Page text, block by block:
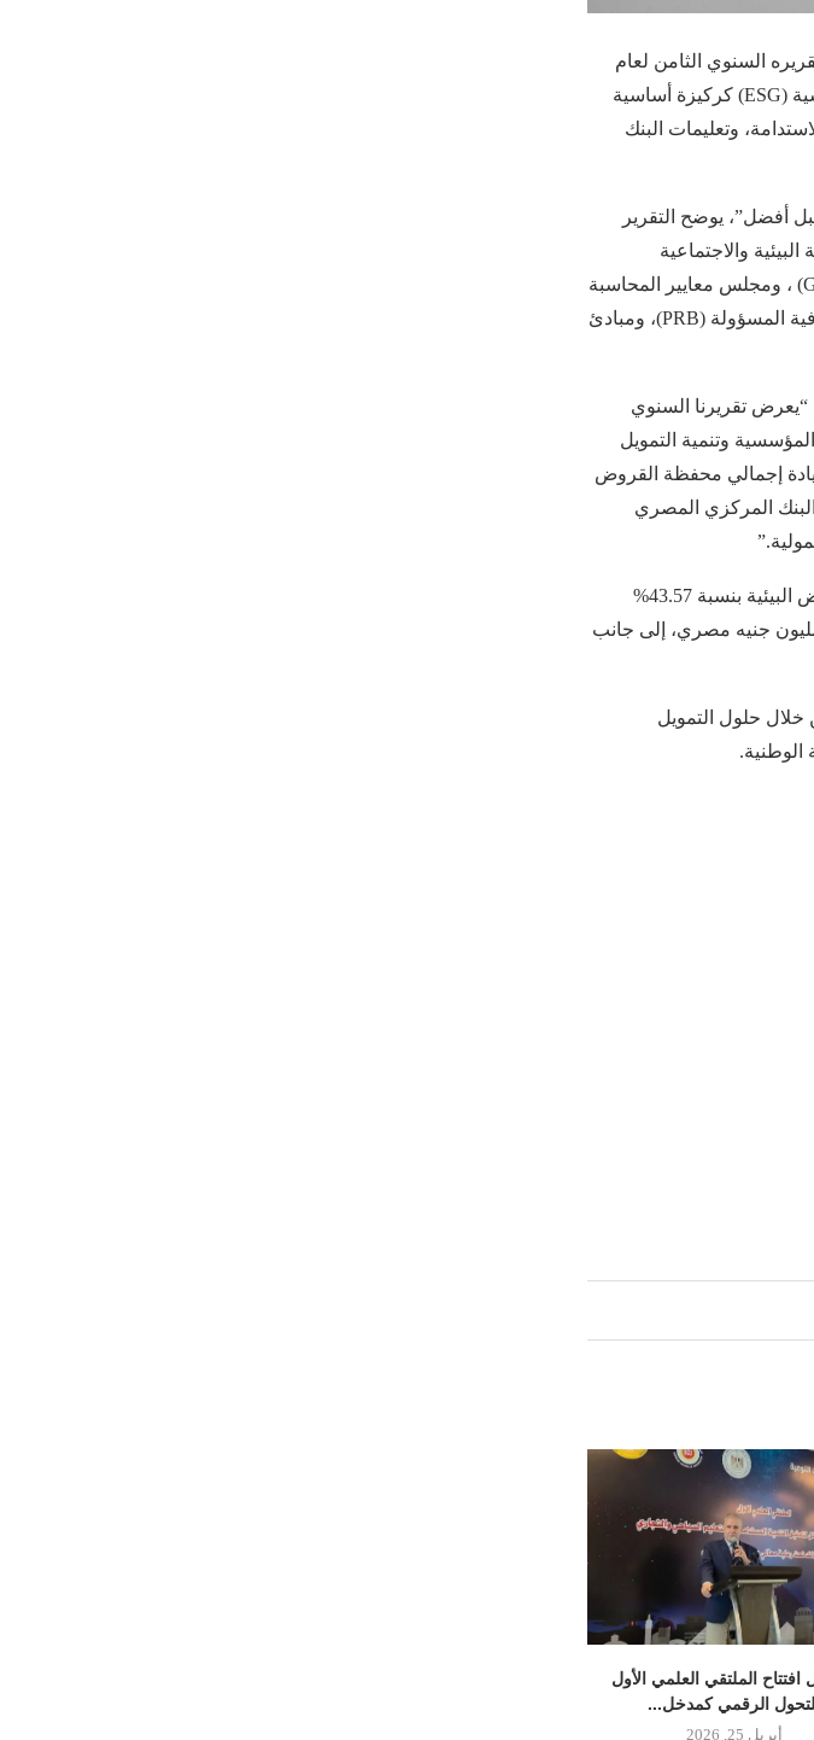
السنوي الثامن لعام
٢٠٢٤ للاستدامة، الذي يُؤكد التزام البنك بترسيخ مبادئ الحوكمة البيئية والاجتماعية والمؤسسية (ESG) كركيزة أساسية
وتعليمات البنك
أفضل”، يوضح التقرير
والاجتماعية
والمؤسسية. تم إعداد التقرير وفقًا للمعايير العالمية لمبادرة إعداد التقارير العالمية 2021 (GRI) ، ومجلس معايير المحاسبة
الدولية (SASB)، وأهداف التنمية المستدامة للأمم المتحدة (SDGs)، ومبادئ الخدمات المصرفية المسؤولة (PRB)، ومبادئ
“يعرض تقريرنا السنوي
والمؤسسية وتنمية التمويل
إجمالي محفظة القروض
مصري، وفقًا لتصنيف البنك المركزي المصري
وقد أظهر بنك الإسكندرية جهود بارزة في مجال التمويل المستدام، حيث ارتفعت قيمة القروض البيئية بنسبة 43.57%
إلى 1.127 مليار جنيه مصري، كما نمت القروض الاجتماعية بنسبة 8% لتصل إلى 617 مليون جنيه مصري، إلى جانب
خلال حلول التمويل
الوطنية.
افتتاح الملتقي العلمي الأول
الرقمي كمدخل...
أبريل 25, 2026